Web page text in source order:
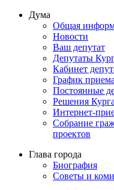
Дума
Общая
Новости
Ваш депутат
Депутаты
Кабинет
График
Постоянные
Решения
Интернет-
Собрание
проектов
Глава города
Биография
Советы и